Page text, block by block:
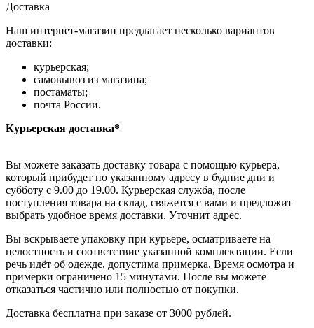
Доставка
Наш интернет-магазин предлагает несколько вариантов
доставки:
курьерская;
самовывоз из магазина;
постаматы;
почта России.
Курьерская доставка*
Вы можете заказать доставку товара с помощью курьера,
который прибудет по указанному адресу в будние дни и
субботу с 9.00 до 19.00. Курьерская служба, после
поступления товара на склад, свяжется с вами и предложит
выбрать удобное время доставки. Уточнит адрес.
Вы вскрываете упаковку при курьере, осматриваете на
целостность и соответствие указанной комплектации. Если
речь идёт об одежде, допустима примерка. Время осмотра и
примерки ограничено 15 минутами. После вы можете
отказаться частично или полностью от покупки.
Доставка бесплатна при заказе от 3000 рублей.